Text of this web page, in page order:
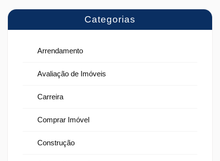
Categorias
Arrendamento
Avaliação de Imóveis
Carreira
Comprar Imóvel
Construção